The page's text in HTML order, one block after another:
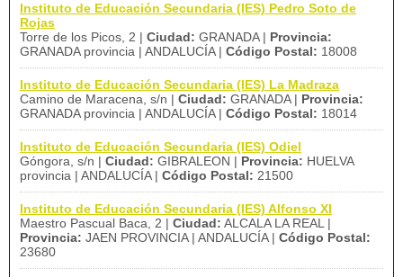
Instituto de Educación Secundaria (IES) Pedro Soto de
Rojas
Torre de los Picos, 2 | Ciudad: GRANADA | Provincia:
GRANADA provincia | ANDALUCÍA | Código Postal: 18008
Instituto de Educación Secundaria (IES) La Madraza
Camino de Maracena, s/n | Ciudad: GRANADA | Provincia:
GRANADA provincia | ANDALUCÍA | Código Postal: 18014
Instituto de Educación Secundaria (IES) Odiel
Góngora, s/n | Ciudad: GIBRALEON | Provincia: HUELVA
provincia | ANDALUCÍA | Código Postal: 21500
Instituto de Educación Secundaria (IES) Alfonso XI
Maestro Pascual Baca, 2 | Ciudad: ALCALA LA REAL |
Provincia: JAEN PROVINCIA | ANDALUCÍA | Código Postal:
23680